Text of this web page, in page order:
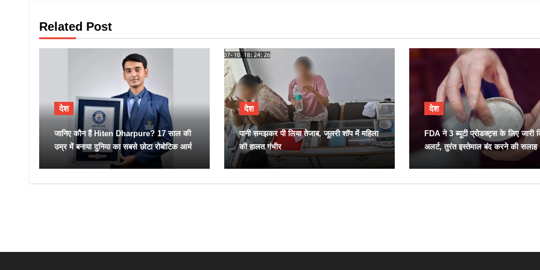
Related Post
देश
जानिए कौन हैं Hiten Dharpure? 17 साल की
उम्र में बनाया दुनिया का सबसे छोटा रोबोटिक आर्म
देश
पानी समझकर पी लिया तेजाब, जूलरी शॉप में महिला
की हालत गंभीर
देश
FDA ने 3 ब्यूटी प्रोडक्ट्स के लिए जारी
अलर्ट, तुरंत इस्तेमाल बंद करने की सलाह